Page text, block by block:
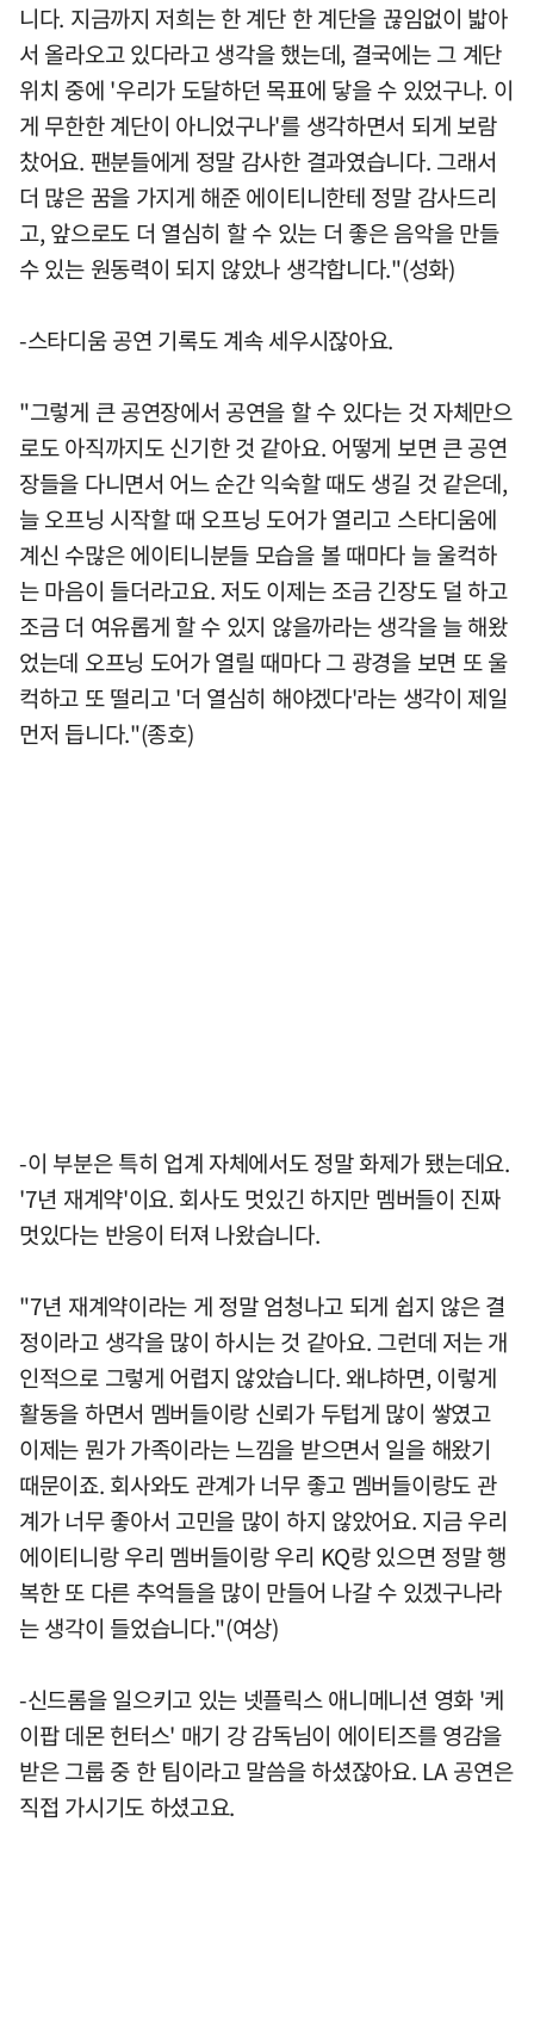
니다. 지금까지 저희는 한 계단 한 계단을 끊임없이 밟아
서 올라오고 있다라고 생각을 했는데, 결국에는 그 계단
위치 중에 '우리가 도달하던 목표에 닿을 수 있었구나. 이
게 무한한 계단이 아니었구나'를 생각하면서 되게 보람
찼어요. 팬분들에게 정말 감사한 결과였습니다. 그래서
더 많은 꿈을 가지게 해준 에이티니한테 정말 감사드리
고, 앞으로도 더 열심히 할 수 있는 더 좋은 음악을 만들
수 있는 원동력이 되지 않았나 생각합니다."(성화)
-스타디움 공연 기록도 계속 세우시잖아요.
"그렇게 큰 공연장에서 공연을 할 수 있다는 것 자체만으
로도 아직까지도 신기한 것 같아요. 어떻게 보면 큰 공연
장들을 다니면서 어느 순간 익숙할 때도 생길 것 같은데,
늘 오프닝 시작할 때 오프닝 도어가 열리고 스타디움에
계신 수많은 에이티니분들 모습을 볼 때마다 늘 울컥하
는 마음이 들더라고요. 저도 이제는 조금 긴장도 덜 하고
조금 더 여유롭게 할 수 있지 않을까라는 생각을 늘 해왔
었는데 오프닝 도어가 열릴 때마다 그 광경을 보면 또 울
컥하고 또 떨리고 '더 열심히 해야겠다'라는 생각이 제일
먼저 듭니다."(종호)
-이 부분은 특히 업계 자체에서도 정말 화제가 됐는데요.
'7년 재계약'이요. 회사도 멋있긴 하지만 멤버들이 진짜
멋있다는 반응이 터져 나왔습니다.
"7년 재계약이라는 게 정말 엄청나고 되게 쉽지 않은 결
정이라고 생각을 많이 하시는 것 같아요. 그런데 저는 개
인적으로 그렇게 어렵지 않았습니다. 왜냐하면, 이렇게
활동을 하면서 멤버들이랑 신뢰가 두텁게 많이 쌓였고
이제는 뭔가 가족이라는 느낌을 받으면서 일을 해왔기
때문이죠. 회사와도 관계가 너무 좋고 멤버들이랑도 관
계가 너무 좋아서 고민을 많이 하지 않았어요. 지금 우리
에이티니랑 우리 멤버들이랑 우리 KQ랑 있으면 정말 행
복한 또 다른 추억들을 많이 만들어 나갈 수 있겠구나라
는 생각이 들었습니다."(여상)
-신드롬을 일으키고 있는 넷플릭스 애니메니션 영화 '케
이팝 데몬 헌터스' 매기 강 감독님이 에이티즈를 영감을
받은 그룹 중 한 팀이라고 말씀을 하셨잖아요. LA 공연은
직접 가시기도 하셨고요.